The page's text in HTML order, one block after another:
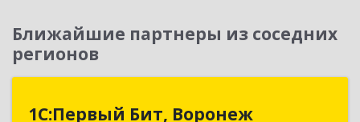
Ближайшие партнеры из соседних
регионов
1С:Первый Бит, Воронеж
1С:Первый Бит, Воронеж